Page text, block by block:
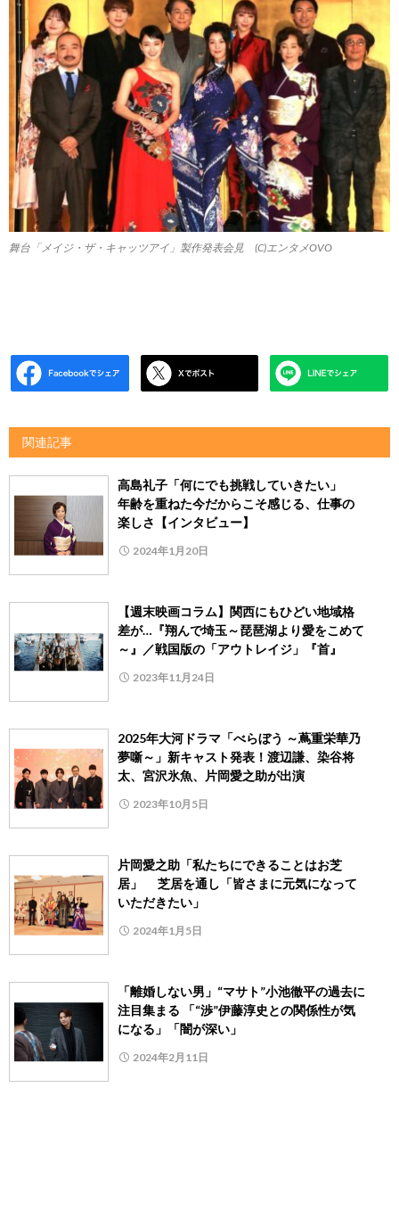
舞台「メイジ・ザ・キャッツアイ」製作発表会見 (C)エンタメOVO
関連記事
高島礼子「何にでも挑戦していきたい」
年齢を重ねた今だからこそ感じる、仕事の
楽しさ【インタビュー】
2024年1月20日
【週末映画コラム】関西にもひどい地域格
差が…『翔んで埼玉～琵琶湖より愛をこめて
～』／戦国版の「アウトレイジ」『首』
2023年11月24日
2025年大河ドラマ「べらぼう ～蔦重栄華乃
夢噺～」新キャスト発表！渡辺謙、染谷将
太、宮沢氷魚、片岡愛之助が出演
2023年10月5日
片岡愛之助「私たちにできることはお芝
居」 芝居を通し「皆さまに元気になって
いただきたい」
2024年1月5日
「離婚しない男」“マサト”小池徹平の過去に
注目集まる 「“渉”伊藤淳史との関係性が気
になる」「闇が深い」
2024年2月11日